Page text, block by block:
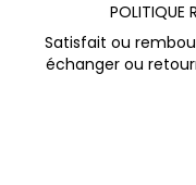
POLITIQUE
Satisfait ou
échanger ou